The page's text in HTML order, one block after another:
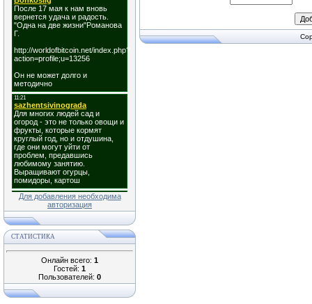
Для добавления необходима
авторизация
СТАТИСТИКА
Онлайн всего: 1
Гостей: 1
Пользователей: 0